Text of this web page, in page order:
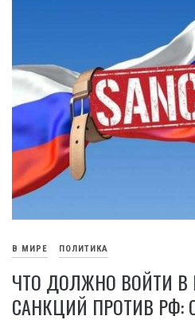
В МИРЕ ПОЛИТИКА
ЧТО ДОЛЖНО ВОЙТИ В
САНКЦИЙ ПРОТИВ РФ: